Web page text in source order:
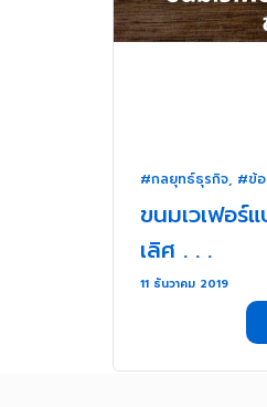
#กลยุทธ์ธุรกิจ, #ข้
ขนมเวเฟอร์
เลิศ . . .
11 ธันวาคม 2019